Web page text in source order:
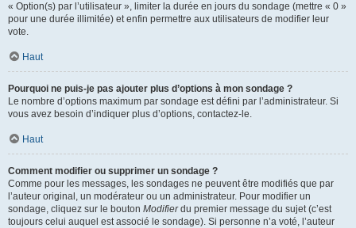
« Option(s) par l’utilisateur », limiter la durée en jours du sondage (mettre « 0 »
pour une durée illimitée) et enfin permettre aux utilisateurs de modifier leur
vote.
Haut
Pourquoi ne puis-je pas ajouter plus d’options à mon sondage ?
Le nombre d’options maximum par sondage est défini par l’administrateur. Si
vous avez besoin d’indiquer plus d’options, contactez-le.
Haut
Comment modifier ou supprimer un sondage ?
Comme pour les messages, les sondages ne peuvent être modifiés que par
l’auteur original, un modérateur ou un administrateur. Pour modifier un
sondage, cliquez sur le bouton Modifierdu premier message du sujet (c’est
toujours celui auquel est associé le sondage). Si personne n’a voté, l’auteur